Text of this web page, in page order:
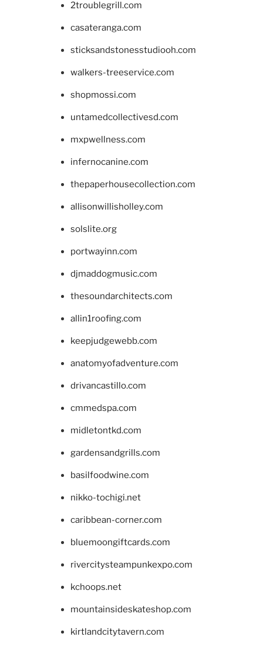
2troublegrill.com
casateranga.com
sticksandstonesstudiooh.com
walkers-treeservice.com
shopmossi.com
untamedcollectivesd.com
mxpwellness.com
infernocanine.com
thepaperhousecollection.com
allisonwillisholley.com
solslite.org
portwayinn.com
djmaddogmusic.com
thesoundarchitects.com
allin1roofing.com
keepjudgewebb.com
anatomyofadventure.com
drivancastillo.com
cmmedspa.com
midletontkd.com
gardensandgrills.com
basilfoodwine.com
nikko-tochigi.net
caribbean-corner.com
bluemoongiftcards.com
rivercitysteampunkexpo.com
kchoops.net
mountainsideskateshop.com
kirtlandcitytavern.com